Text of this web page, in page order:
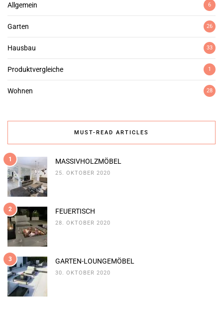
Allgemein 6
Garten 26
Hausbau 33
Produktvergleiche 1
Wohnen 28
MUST-READ ARTICLES
1 MASSIVHOLZMÖBEL
25. OKTOBER 2020
2 FEUERTISCH
28. OKTOBER 2020
3 GARTEN-LOUNGEMÖBEL
30. OKTOBER 2020